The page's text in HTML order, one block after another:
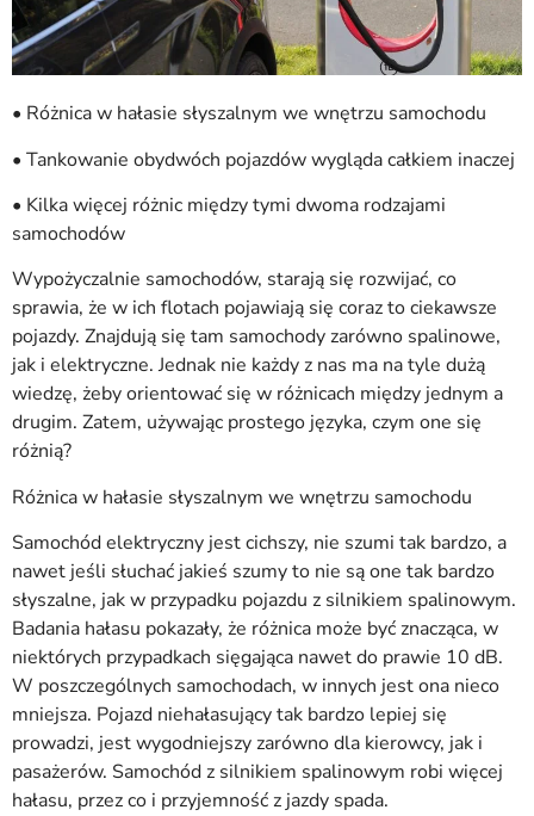
• Różnica w hałasie słyszalnym we wnętrzu samochodu
• Tankowanie obydwóch pojazdów wygląda całkiem inaczej
• Kilka więcej różnic między tymi dwoma rodzajami
samochodów
Wypożyczalnie samochodów, starają się rozwijać, co
sprawia, że w ich flotach pojawiają się coraz to ciekawsze
pojazdy. Znajdują się tam samochody zarówno spalinowe,
jak i elektryczne. Jednak nie każdy z nas ma na tyle dużą
wiedzę, żeby orientować się w różnicach między jednym a
drugim. Zatem, używając prostego języka, czym one się
różnią?
Różnica w hałasie słyszalnym we wnętrzu samochodu
Samochód elektryczny jest cichszy, nie szumi tak bardzo, a
nawet jeśli słuchać jakieś szumy to nie są one tak bardzo
słyszalne, jak w przypadku pojazdu z silnikiem spalinowym.
Badania hałasu pokazały, że różnica może być znacząca, w
niektórych przypadkach sięgająca nawet do prawie 10 dB.
W poszczególnych samochodach, w innych jest ona nieco
mniejsza. Pojazd niehałasujący tak bardzo lepiej się
prowadzi, jest wygodniejszy zarówno dla kierowcy, jak i
pasażerów. Samochód z silnikiem spalinowym robi więcej
hałasu, przez co i przyjemność z jazdy spada.